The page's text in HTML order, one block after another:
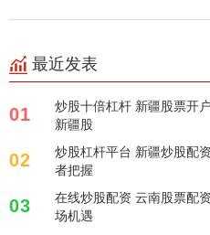
最近发表
01
炒股十倍杠杆 新疆股票开
新疆股
02
炒股杠杆平台 新疆炒股配
者把握
03
在线炒股配资 云南股票配
场机遇